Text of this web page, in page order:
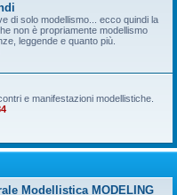
di solo modellismo... ecco quindi la
non è propriamente modellismo
leggende e quanto più.
e manifestazioni modellistiche.
Modellistica MODELING